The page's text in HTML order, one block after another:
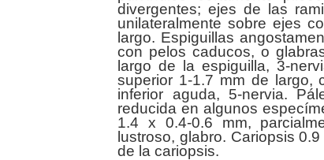
divergentes; ejes de las
unilateralmente sobre ejes
largo. Espiguillas
con pelos caducos, o
largo de la espiguilla, 3-
superior 1-1.7 mm de largo,
inferior aguda, 5-nervia.
reducida en algunos
1.4 x 0.4-0.6 mm,
lustroso, glabro. Cariopsis
de la cariopsis.